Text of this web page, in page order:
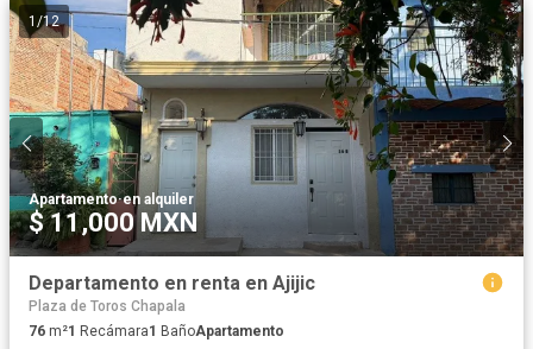
1 /12
Apartamento·en alquiler
$ 11,000 MXN
Departamento en renta en Ajijic
Plaza de Toros Chapala
76 m²1 Recámara1 BañoApartamento